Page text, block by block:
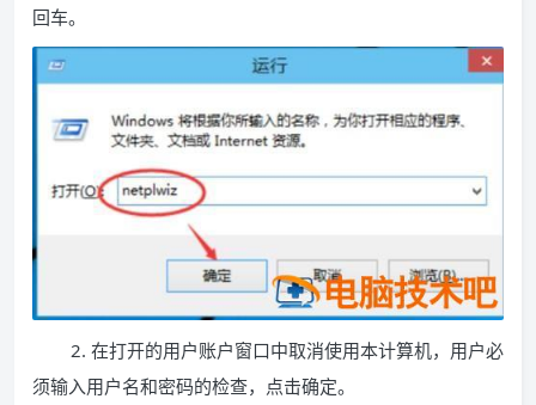
回车。
2. 在打开的用户账户窗口中取消使用本计算机，用户必
须输入用户名和密码的检查，点击确定。